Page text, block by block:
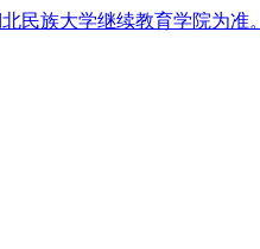
民族大学继续教育学院为准。